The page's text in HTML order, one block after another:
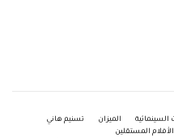
السينمائية الميزان
تسنيم هاني
المستقلين